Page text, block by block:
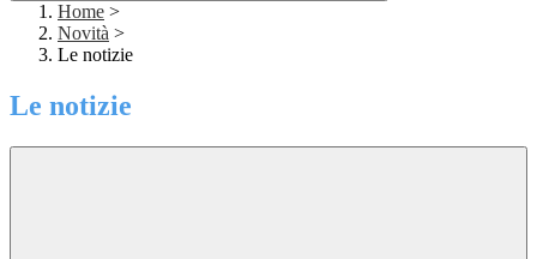
Home >
Novità >
Le notizie
Le notizie